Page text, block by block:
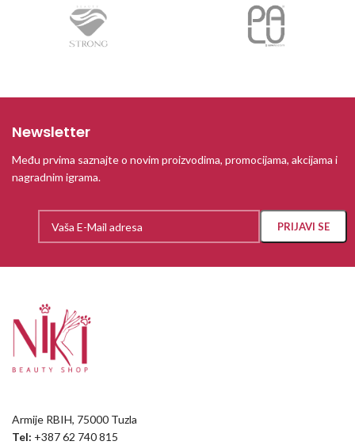
Newsletter
Među prvima saznajte o novim proizvodima, promocijama, akcijama i
nagradnim igrama.
Armije RBIH, 75000 Tuzla
Tel: +387 62 740 815